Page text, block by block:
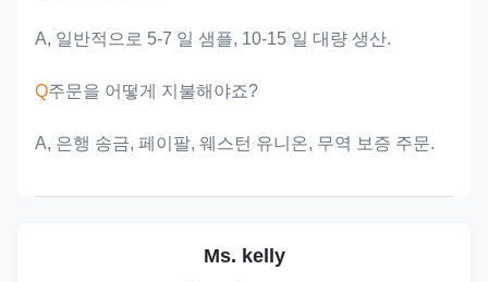
A, 일반적으로 5-7 일 샘플, 10-15 일 대량 생산.
Q주문을 어떻게 지불해야죠?
A, 은행 송금, 페이팔, 웨스턴 유니온, 무역 보증 주문.
Ms. kelly